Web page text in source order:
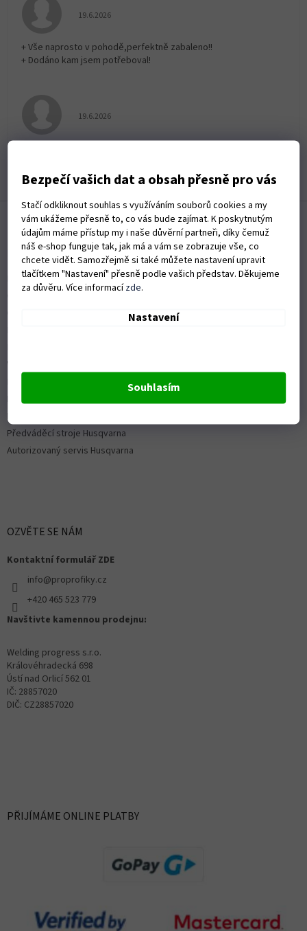
Bezpečí vašich dat a obsah přesně pro vás
Stačí odkliknout souhlas s využíváním souborů cookies a my
vám ukážeme přesně to, co vás bude zajímat. K poskytnutým
údajům máme přístup my i naše důvěrní partneři, díky čemuž
náš e-shop funguje tak, jak má a vám se zobrazuje vše, co
chcete vidět. Samozřejmě si také můžete nastavení upravit
tlačítkem "Nastavení" přesně podle vašich představ. Děkujeme
za důvěru. Více informacízde.
Nastavení
Souhlasím
Hodnocení obchodu je 5 z 5 hvězdiček.
19.6.2026
+ Vše naprosto v pohodě,perfektně zabaleno!!
+ Dodáno kam jsem potřeboval!
Hodnocení obchodu je 5 z 5 hvězdiček.
19.6.2026
Zobrazit další hodnocení
Informace pro vás
Kontakty
Vrácení zboží a reklamace
ISO 9001:2015
Politika kvality
Předváděcí stroje Husqvarna
Autorizovaný servis Husqvarna
OZVĚTE SE NÁM
Kontaktní formulář ZDE
info@proprofiky.cz
+420 465 523 779
Navštivte kamennou prodejnu:
Welding progress s.r.o.
Královéhradecká 698
Ústí nad Orlicí 562 01
IČ: 28857020
DIČ: CZ28857020
PŘIJÍMÁME ONLINE PLATBY